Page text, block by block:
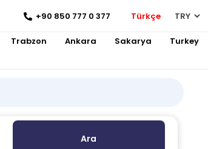
+90 850 777 0 377 Türkçe
Trabzon Ankara Sakarya Turkey
Ara